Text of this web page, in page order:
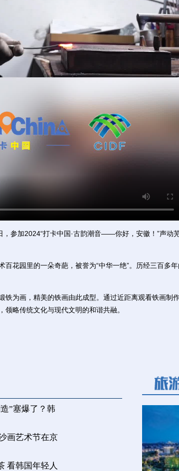
参加2024“打卡中国·古韵潮音——你好，安徽！”声动
园里的一朵奇葩，被誉为“中华一绝”。历经三百多
为画，精美的铁画由此成型。通过近距离观看铁画制
略传统文化与现代文明的和谐共融。
”塞爆了？韩
画艺术节在京
看韩国年轻人